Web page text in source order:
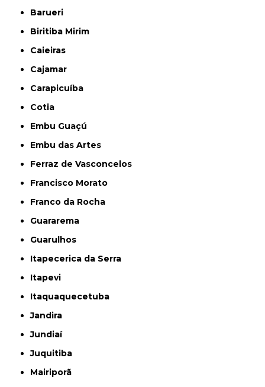
Barueri
Biritiba Mirim
Caieiras
Cajamar
Carapicuíba
Cotia
Embu Guaçú
Embu das Artes
Ferraz de Vasconcelos
Francisco Morato
Franco da Rocha
Guararema
Guarulhos
Itapecerica da Serra
Itapevi
Itaquaquecetuba
Jandira
Jundiaí
Juquitiba
Mairiporã